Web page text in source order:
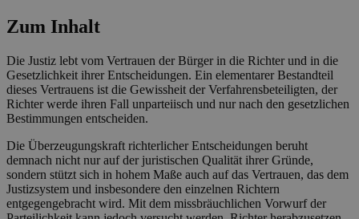
Zum Inhalt
Die Justiz lebt vom Vertrauen der Bürger in die Richter und in die
Gesetzlichkeit ihrer Entscheidungen. Ein elementarer Bestandteil
dieses Vertrauens ist die Gewissheit der Verfahrensbeteiligten, der
Richter werde ihren Fall unparteiisch und nur nach den gesetzlichen
Bestimmungen entscheiden.
Die Überzeugungskraft richterlicher Entscheidungen beruht
demnach nicht nur auf der juristischen Qualität ihrer Gründe,
sondern stützt sich in hohem Maße auch auf das Vertrauen, das dem
Justizsystem und insbesondere den einzelnen Richtern
entgegengebracht wird. Mit dem missbräuchlichen Vorwurf der